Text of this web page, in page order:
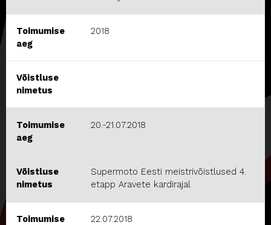
Toimumise
aeg
2018
Võistluse
nimetus
Toimumise
aeg
20.-21.07.2018
Võistluse
nimetus
Supermoto Eesti meistrivõistlused 4.
etapp Aravete kardirajal
Toimumise
22.07.2018